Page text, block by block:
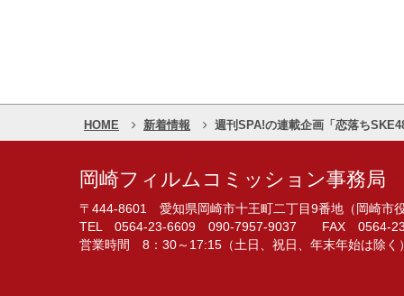
HOME 新着情報 週刊SPA!の連載企画「恋落ち
岡崎フィルムコミッション事務局
〒444-8601 愛知県岡崎市十王町二丁目9番地（岡崎市
TEL 0564-23-6609 090-7957-9037 FAX 0564-
営業時間 8：30～17:15（土日、祝日、年末年始は除く